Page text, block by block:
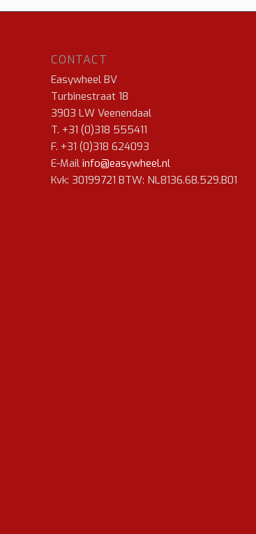
CONTACT
Easywheel BV
Turbinestraat 18
3903 LW Veenendaal
T. +31 (0)318 555411
F. +31 (0)318 624093
E-Mail info@easywheel.nl
Kvk: 30199721 BTW: NL8136.68.529.B01